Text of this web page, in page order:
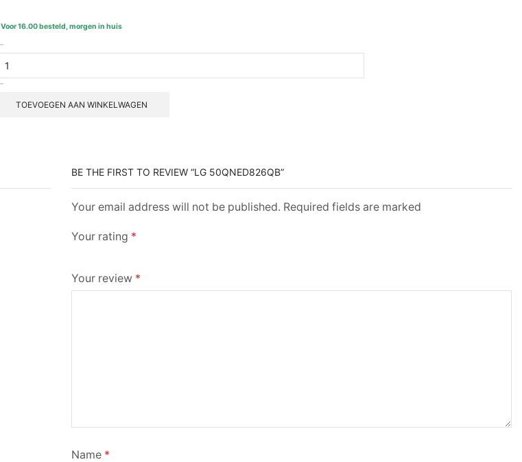
Voor 16.00 besteld, morgen in huis
TOEVOEGEN AAN WINKELWAGEN
BE THE FIRST TO REVIEW “LG 50QNED826QB”
Your email address will not be published. Required fields are marked
Your rating *
Your review *
Name *